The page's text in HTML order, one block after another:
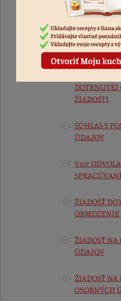
a súvisiace evidencie
STRANU, O
ÚDAJOV
DOTKNUTEJ
ŽIADOSTI
SÚHLAS S
ÚDAJOV
Vzor
ŽIADOSŤ
OBMDZENIE
ŽIADOSŤ NA
ÚDAJOV
ŽIADOSŤ NA
OSOBNÝCH